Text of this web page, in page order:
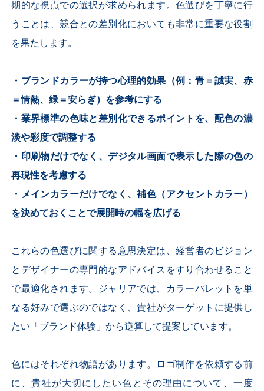
期的な視点での選択が求められます。色選びを丁寧に行
うことは、競合との差別化においても非常に重要な役割
を果たします。
・ブランドカラーが持つ心理的効果（例：青＝誠実、赤
＝情熱、緑＝安らぎ）を参考にする
・業界標準の色味と差別化できるポイントを、配色の濃
淡や彩度で調整する
・印刷物だけでなく、デジタル画面で表示した際の色の
再現性を考慮する
・メインカラーだけでなく、補色（アクセントカラー）
を決めておくことで展開時の幅を広げる
これらの色選びに関する意思決定は、経営者のビジョン
とデザイナーの専門的なアドバイスをすり合わせること
で最適化されます。ジャリアでは、カラーパレットを単
なる好みで選ぶのではなく、貴社がターゲットに提供し
たい「ブランド体験」から逆算して提案しています。
色にはそれぞれ物語があります。ロゴ制作を依頼する前
に、貴社が大切にしたい色とその理由について、一度